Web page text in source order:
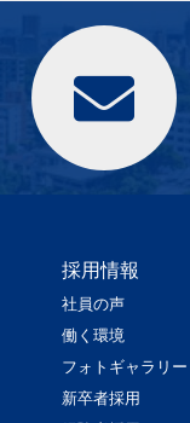
採用情報
社員の声
働く環境
フォトギャラリー
新卒者採用